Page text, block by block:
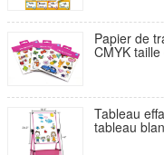
Papier de
CMYK
Tableau
tableau